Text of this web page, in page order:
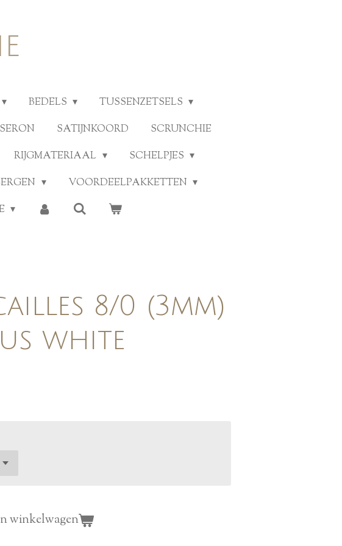
BEDELS
TUSSENZETSELS
SATIJNKOORD
SCRUNCHIE
RIJGMATERIAAL
SCHELPJES
VOORDEELPAKKETTEN
8/0 (3mm)
white
winkelwagen